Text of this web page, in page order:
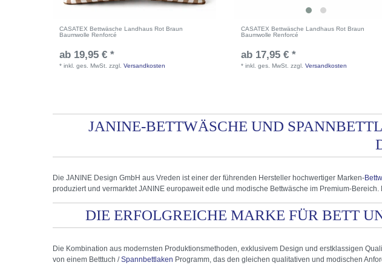
CASATEX Bettwäsche Landhaus Rot Braun
Baumwolle Renforcé
ab 19,95 € *
*inkl. ges. MwSt. zzgl.Versandkosten
CASATEX Bettwäsche Landhaus Rot Braun
Baumwolle Renforcé
ab 17,95 € *
*inkl. ges. MwSt. zzgl.Versandkosten
JANINE-BETTWÄSCHE UND
Die JANINE Design GmbH aus Vreden ist einer der führenden Hersteller hochwertiger Marken-
produziert und vermarktet JANINE europaweit edle und modische Bettwäsche im Premium-
DIE ERFOLGREICHE MARKE FÜR BETT
Die Kombination aus modernsten Produktionsmethoden, exklusivem Design und erstklassigen
von einem Betttuch /Spannbettlaken Programm, das den gleichen qualitativen und modischen